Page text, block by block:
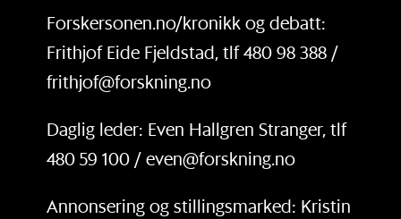
Forskersonen.no/kronikk og debatt:
Frithjof Eide Fjeldstad, tlf 480 98 388 /
frithjof@forskning.no
Daglig leder: Even Hallgren Stranger, tlf
480 59 100 / even@forskning.no
Annonsering og stillingsmarked: Kristin